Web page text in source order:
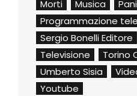
Morti
Musica
Programmazione
Sergio Bonelli Editore
Televisione
Torino
Umberto Sisia
Youtube